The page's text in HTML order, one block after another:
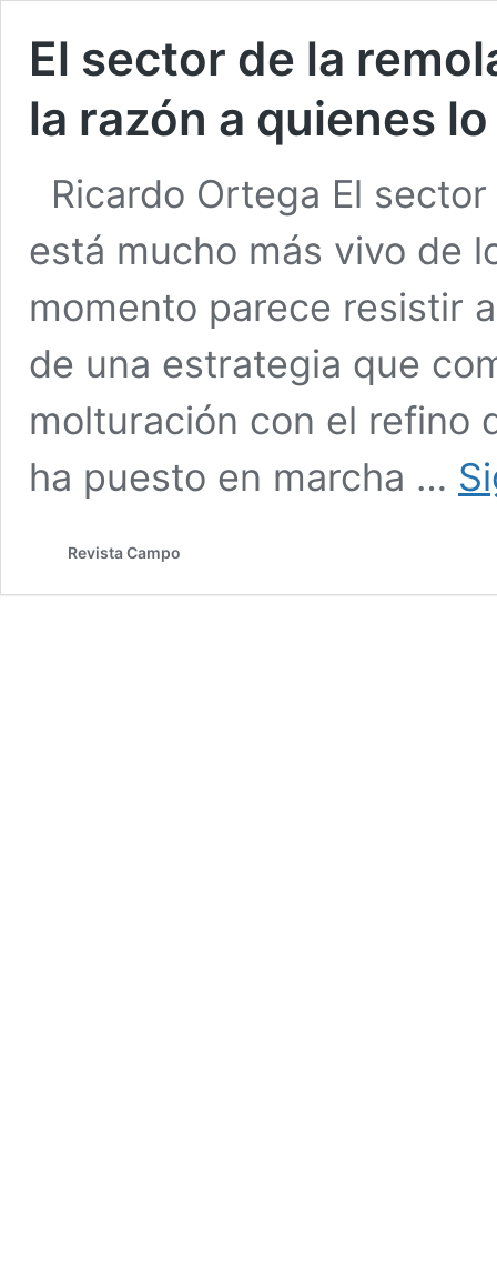
El sector de la
la razón a quienes
Ricardo Ortega El
está mucho más vivo de
momento parece resistir
de una estrategia que
molturación con el refino
ha puesto en marcha …
Revista Campo